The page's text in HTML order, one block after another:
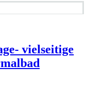
vielseitige